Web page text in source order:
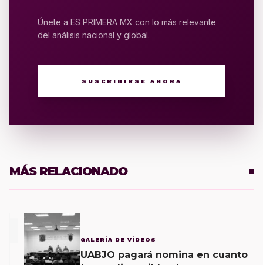
Únete a ES PRIMERA MX con lo más relevante
del análisis nacional y global.
SUSCRIBIRSE AHORA
MÁS RELACIONADO
GALERÍA DE VÍDEOS
UABJO pagará nomina en cuanto